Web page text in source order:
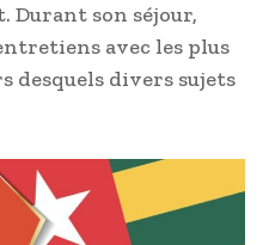
Durant son séjour,
avec les plus
desquels divers sujets